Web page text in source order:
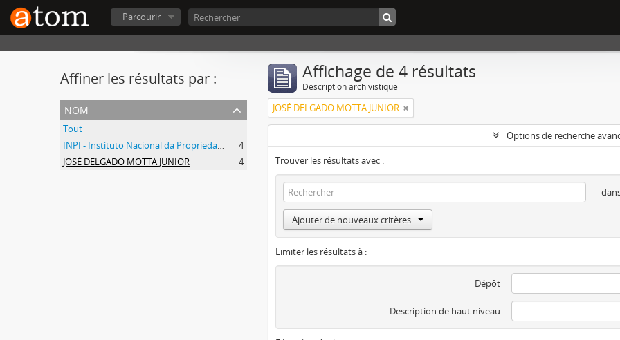
Parcourir
Affiner les résultats par :
nom
Tout
INPI - Instituto Nacional da Propriedade Industrial
4
JOSÉ DELGADO MOTTA JUNIOR
4
Affichage de 4 résultats
Description archivistique
JOSÉ DELGADO MOTTA JUNIOR
Options de recherche
Trouver les résultats avec :
Ajouter de nouveaux critères
Limiter les résultats à :
Dépôt
Description de haut niveau